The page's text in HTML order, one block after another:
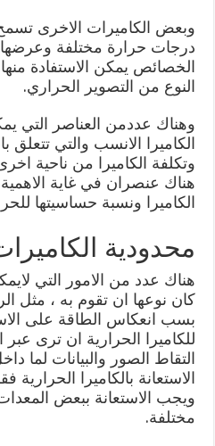
وبعض الكاميرات الاخرى تسمح
درجات حرارة مختلفة
الخصائص يمكن الاستفادة
النوع من التصوير الحراري.
وهناك عددمن العناصر التي
الكاميرا الانسب والتي تتعلق
وتكلفة الكاميرا من ناحية
هناك عنصران في غاية
الكاميرا ونسبة حساسيتها
محدودية
هناك عدد من الامور التي
كان نوعها ان تقوم به ، مثل
بسب انعكاس الطاقة على
للكاميرا الحرارية ان ترى
التقاط الصور والبيانات لما
الاستعانة بالكاميرا
ويجب الاستعانة ببعض
مختلفة.